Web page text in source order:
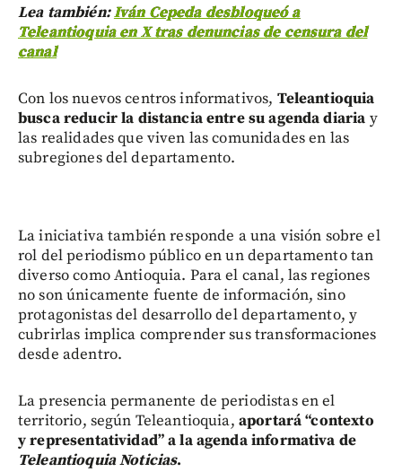
Lea también:Iván Cepeda desbloqueó a
Teleantioquia en X tras denuncias de censura del
canal
Con los nuevos centros informativos, Teleantioquia
busca reducir la distancia entre su agenda diaria y
las realidades que viven las comunidades en las
subregiones del departamento.
La iniciativa también responde a una visión sobre el
rol del periodismo público en un departamento tan
diverso como Antioquia. Para el canal, las regiones
no son únicamente fuente de información, sino
protagonistas del desarrollo del departamento, y
cubrirlas implica comprender sus transformaciones
desde adentro.
La presencia permanente de periodistas en el
territorio, según Teleantioquia, aportará “contexto
y representatividad” a la agenda informativa de
Teleantioquia Noticias.